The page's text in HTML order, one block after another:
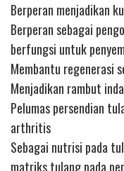
Berperan menjadikan
Berperan sebagai
berfungsi untuk
Membantu regenerasi
Menjadikan rambut
Pelumas persendian
arthritis
Sebagai nutrisi pada
matriks tulang pada